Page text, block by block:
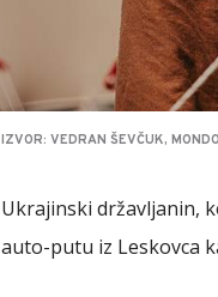
IZVOR: VEDRAN ŠEVČUK,
Ukrajinski državljanin,
auto-putu iz Leskovca